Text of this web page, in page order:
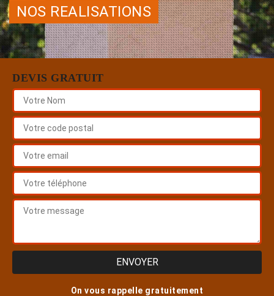
NOS REALISATIONS
DEVIS GRATUIT
On vous rappelle gratuitement